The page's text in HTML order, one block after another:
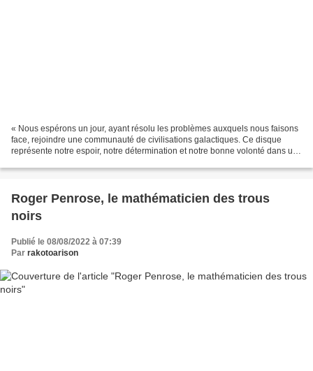
« Nous espérons un jour, ayant résolu les problèmes auxquels nous faisons
face, rejoindre une communauté de civilisations galactiques. Ce disque
représente notre espoir, notre détermination et notre bonne volonté dans un
Roger Penrose, le mathématicien des trous
noirs
Publié le 08/08/2022 à 07:39
Par rakotoarison